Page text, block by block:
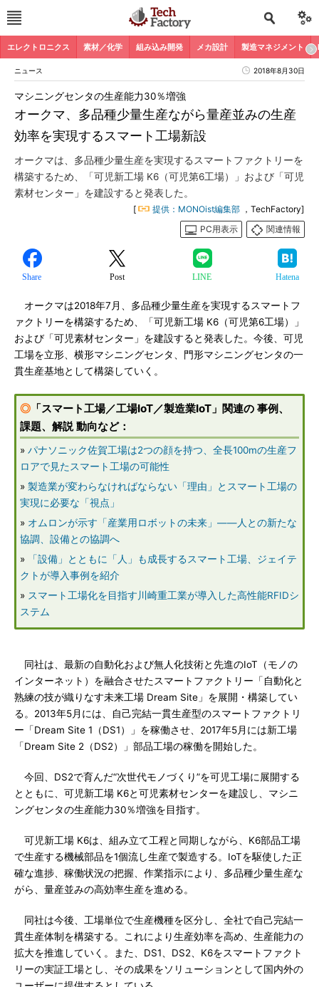
エレクトロニクス 素材／化学 組み込み開発 メカ設計 製造マネジメント
ニュース 2018年8月30日
オークマ、多品種少量生産ながら量産並みの生産
効率を実現するスマート工場新設
マシニングセンタの生産能力30％増強
オークマは、多品種少量生産を実現するスマートファクトリーを
構築するため、「可児新工場 K6（可児第6工場）」および「可児
素材センター」を建設すると発表した。
[ 提供：MONOist編集部 ，TechFactory]
PC用表示
関連情報
Share Post LINE Hatena
オークマは2018年7月、多品種少量生産を実現するスマートフ
ァクトリーを構築するため、「可児新工場 K6（可児第6工場）」
および「可児素材センター」を建設すると発表した。今後、可児
工場を立形、横形マシニングセンタ、門形マシニングセンタの一
貫生産基地として構築していく。
◎ 「スマート工場／工場IoT／製造業IoT」関連の 事例、
課題、解説 動向など：
» パナソニック佐賀工場は2つの顔を持つ、全長100mの生産フ
ロアで見たスマート工場の可能性
» 製造業が変わらなければならない「理由」とスマート工場の
実現に必要な「視点」
» オムロンが示す「産業用ロボットの未来」――人との新たな
協調、設備との協調へ
»
「設備」とともに「人」も成長するスマート工場、ジェイテ
クトが導入事例を紹介
» スマート工場化を目指す川崎重工業が導入した高性能RFIDシ
ステム
同社は、最新の自動化および無人化技術と先進のIoT（モノの
インターネット）を融合させたスマートファクトリー「自動化と
熟練の技が織りなす未来工場 Dream Site」を展開・構築してい
る。2013年5月には、自己完結一貫生産型のスマートファクトリ
ー「Dream Site 1（DS1）」を稼働させ、2017年5月には新工場
「Dream Site 2（DS2）」部品工場の稼働を開始した。
今回、DS2で育んだ“次世代モノづくり”を可児工場に展開する
とともに、可児新工場 K6と可児素材センターを建設し、マシニ
ングセンタの生産能力30％増強を目指す。
可児新工場 K6は、組み立て工程と同期しながら、K6部品工場
で生産する機械部品を1個流し生産で製造する。IoTを駆使した正
確な進捗、稼働状況の把握、作業指示により、多品種少量生産な
がら、量産並みの高効率生産を進める。
同社は今後、工場単位で生産機種を区分し、全社で自己完結一
貫生産体制を構築する。これにより生産効率を高め、生産能力の
拡大を推進していく。また、DS1、DS2、K6をスマートファクト
リーの実証工場とし、その成果をソリューションとして国内外の